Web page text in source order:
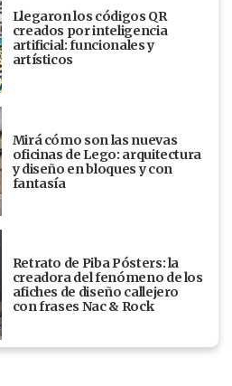
Llegaron los códigos QR
creados por inteligencia
artificial: funcionales y
artísticos
Mirá cómo son las nuevas
oficinas de Lego: arquitectura
y diseño en bloques y con
fantasía
Retrato de Piba Pósters: la
creadora del fenómeno de los
afiches de diseño callejero
con frases Nac & Rock